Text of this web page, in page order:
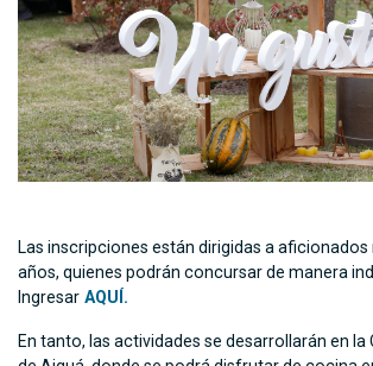
Las inscripciones están dirigidas a aficionados
años, quienes podrán concursar de manera
Ingresar AQUÍ.
En tanto, las actividades se desarrollarán en la